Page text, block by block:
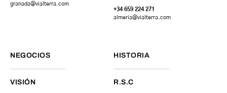
granada@vialterra.com
+34 659 224 271
almeria@vialterra.com
NEGOCIOS HISTORIA
VISIÓN R.S.C